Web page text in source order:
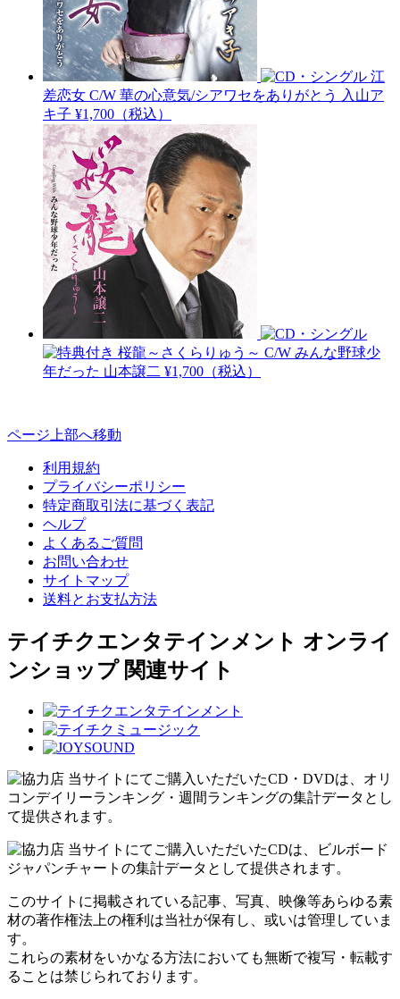
江
差恋女 C/W 華の心意気/シアワセをありがとう
入山ア
キ子 ¥1,700（税込）
桜龍～さくらりゅう～ C/W みんな野球少
年だった 山本譲二 ¥1,700（税込）
ページ上部へ移動
利用規約
プライバシーポリシー
特定商取引法に基づく表記
ヘルプ
よくあるご質問
お問い合わせ
サイトマップ
送料とお支払方法
テイチクエンタテインメント オンライ
ンショップ 関連サイト
当サイトにてご購入いただいたCD・DVDは、オリ
コンデイリーランキング・週間ランキングの集計データとし
て提供されます。
当サイトにてご購入いただいたCDは、ビルボード
ジャパンチャートの集計データとして提供されます。
このサイトに掲載されている記事、写真、映像等あらゆる素
材の著作権法上の権利は当社が保有し、或いは管理していま
す。
これらの素材をいかなる方法においても無断で複写・転載す
ることは禁じられております。